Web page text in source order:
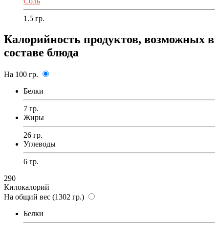
1.5 гр.
Калорийность продуктов, возможных в
составе блюда
На 100 гр.
Белки
7 гр.
Жиры
26 гр.
Углеводы
6 гр.
290
Килокалорий
На общий вес (1302 гр.)
Белки